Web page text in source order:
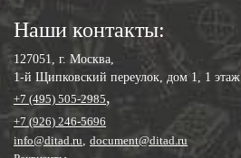
Наши контакты:
127051, г. Москва,
1-й Щипковский переулок, дом 1, 1 этаж
+7 (495) 505-2985,
+7 (926) 246-5696
info@ditad.ru, document@ditad.ru